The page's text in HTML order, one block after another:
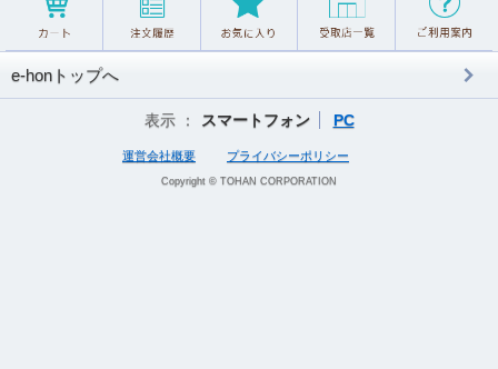
e-honトップへ
表示 ： スマートフォン PC
運営会社概要 プライバシーポリシー
Copyright © TOHAN CORPORATION